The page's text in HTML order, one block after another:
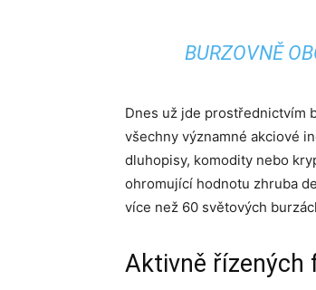
BURZOVNĚ
Dnes už jde prostřednictvím
všechny významné akciové
dluhopisy, komodity nebo
ohromující hodnotu zhruba
více než 60 světových
Aktivně řízených